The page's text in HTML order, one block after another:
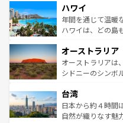
着のスイス情報は
のような巨大都市
ンメントが詰まっ
西部には大自然が
部のニューオーリ
文化が魅力。旅行
しみながら、その
ならではの贅沢な旅のスタイ
情報はコンテンツ
ハワイ
年間を通じて温暖
ハワイは、どの島
ワイ島は見逃せな
島だが、静かな自
おすすめ。エメラ
れるおもてなしの
人々、おいしいロ
ク、伝統的なフラ
オーストラリア
オーストラリアは
シドニーのシンボ
リアリーフや大陸
ク）、タスマニア
ど、見どころがた
台湾
日本から約４時間
自然が織りなす魅